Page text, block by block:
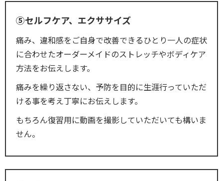
⑤セルフケア、エクササイズ
痛み、違和感をご自身で改善できるひとり一人の症状
に合わせたオーダーメイドのストレッチやボディケア
方法をお伝えします。
痛みを繰り返さない、予防を目的に生涯行っていただ
ける事を考え丁寧にお伝えします。
もちろん復習用に動画を撮影していただいても構いま
せん。